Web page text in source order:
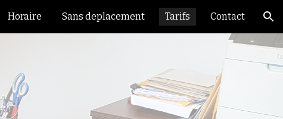
Horaire Sans deplacement Tarifs Contact